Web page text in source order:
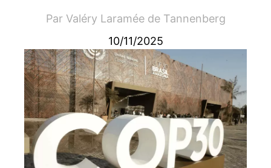
Par Valéry Laramée de Tannenberg
10/11/2025